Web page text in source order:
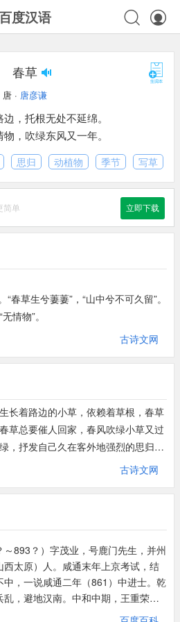
度汉语 

春草
唐 · 唐彦谦
，托根无处不延绵。
，吹绿东风又一年。
思归 动植物 季节 写草
简单 立即下载
春草生兮萋萋”，“山中兮不可久留”。
情物”。
古诗文网
长着路边的小草，依赖着草根，春草
草总要催人回家，春风吹绿小草又过
，抒发自己久在客外地强烈的思归情
古诗文网
～893？）字茂业，号鹿门先生，并州
西太原）人。咸通末年上京考试，结
中，一说咸通二年（861）中进士。乾
乱，避地汉南。中和中期，王重荣镇
为从事，累迁节度副使，晋、绛二州